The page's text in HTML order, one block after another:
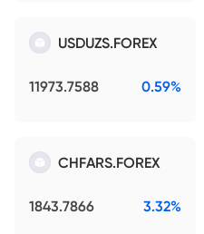
USDUZS.FOREX
11973.7588 0.59%
CHFARS.FOREX
1843.7866 3.32%